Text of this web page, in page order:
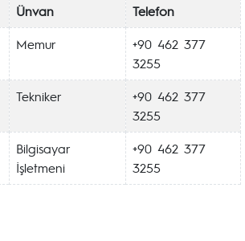
Ünvan
Telefon
Memur
+90 462 377
3255
Tekniker
+90 462 377
3255
Bilgisayar
İşletmeni
+90 462 377
3255